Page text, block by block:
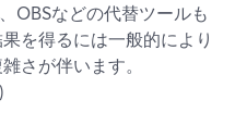
OBSなどの代替ツールも
を得るには一般的により
さが伴います。
)